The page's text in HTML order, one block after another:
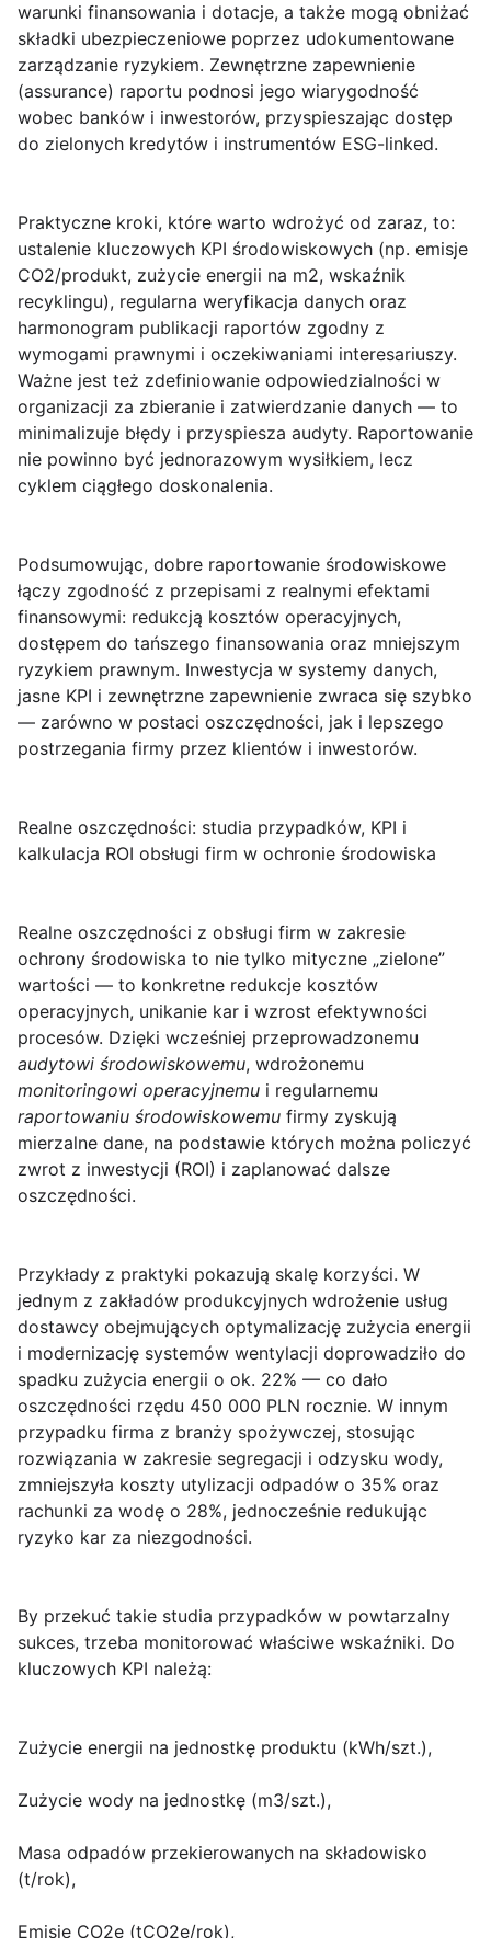
warunki finansowania i dotacje, a także mogą obniżać
składki ubezpieczeniowe poprzez udokumentowane
zarządzanie ryzykiem. Zewnętrzne zapewnienie
(assurance) raportu podnosi jego wiarygodność
wobec banków i inwestorów, przyspieszając dostęp
do zielonych kredytów i instrumentów ESG-linked.
Praktyczne kroki, które warto wdrożyć od zaraz, to:
ustalenie kluczowych KPI środowiskowych (np. emisje
CO2/produkt, zużycie energii na m2, wskaźnik
recyklingu), regularna weryfikacja danych oraz
harmonogram publikacji raportów zgodny z
wymogami prawnymi i oczekiwaniami interesariuszy.
Ważne jest też zdefiniowanie odpowiedzialności w
organizacji za zbieranie i zatwierdzanie danych — to
minimalizuje błędy i przyspiesza audyty. Raportowanie
nie powinno być jednorazowym wysiłkiem, lecz
cyklem ciągłego doskonalenia.
Podsumowując, dobre raportowanie środowiskowe
łączy zgodność z przepisami z realnymi efektami
finansowymi: redukcją kosztów operacyjnych,
dostępem do tańszego finansowania oraz mniejszym
ryzykiem prawnym. Inwestycja w systemy danych,
jasne KPI i zewnętrzne zapewnienie zwraca się szybko
— zarówno w postaci oszczędności, jak i lepszego
postrzegania firmy przez klientów i inwestorów.
Realne oszczędności: studia przypadków, KPI i
kalkulacja ROI obsługi firm w ochronie środowiska
Realne oszczędności z obsługi firm w zakresie
ochrony środowiska to nie tylko mityczne „zielone”
wartości — to konkretne redukcje kosztów
operacyjnych, unikanie kar i wzrost efektywności
procesów. Dzięki wcześniej przeprowadzonemu
audytowi środowiskowemu, wdrożonemu
monitoringowi operacyjnemu i regularnemu
raportowaniu środowiskowemu firmy zyskują
mierzalne dane, na podstawie których można policzyć
zwrot z inwestycji (ROI) i zaplanować dalsze
oszczędności.
Przykłady z praktyki pokazują skalę korzyści. W
jednym z zakładów produkcyjnych wdrożenie usług
dostawcy obejmujących optymalizację zużycia energii
i modernizację systemów wentylacji doprowadziło do
spadku zużycia energii o ok. 22% — co dało
oszczędności rzędu 450 000 PLN rocznie. W innym
przypadku firma z branży spożywczej, stosując
rozwiązania w zakresie segregacji i odzysku wody,
zmniejszyła koszty utylizacji odpadów o 35% oraz
rachunki za wodę o 28%, jednocześnie redukując
ryzyko kar za niezgodności.
By przekuć takie studia przypadków w powtarzalny
sukces, trzeba monitorować właściwe wskaźniki. Do
kluczowych KPI należą:
Zużycie energii na jednostkę produktu (kWh/szt.),
Zużycie wody na jednostkę (m3/szt.),
Masa odpadów przekierowanych na składowisko
(t/rok),
Emisje CO2e (tCO2e/rok),